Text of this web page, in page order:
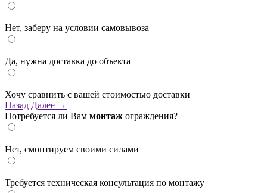
Нет, заберу на условии самовывоза
Да, нужна доставка до объекта
Хочу сравнить с вашей стоимостью доставки
Назад Далее →
Потребуется ли Вам монтаж ограждения?
Нет, смонтируем своими силами
Требуется техническая консультация по монтажу